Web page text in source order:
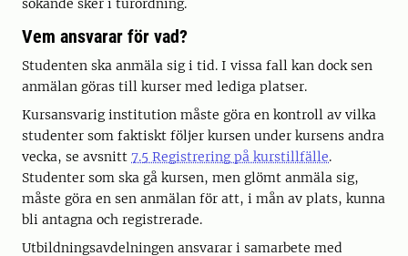
sökande sker i turordning.
Vem ansvarar för vad?
Studenten ska anmäla sig i tid. I vissa fall kan dock sen
anmälan göras till kurser med lediga platser.
Kursansvarig institution måste göra en kontroll av vilka
studenter som faktiskt följer kursen under kursens andra
vecka, se avsnitt 7.5 Registrering på kurstillfälle.
Studenter som ska gå kursen, men glömt anmäla sig,
måste göra en sen anmälan för att, i mån av plats, kunna
bli antagna och registrerade.
Utbildningsavdelningen ansvarar i samarbete med